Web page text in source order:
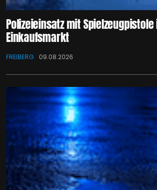
Polizeieinsatz mit Spielzeugpistole
Einkaufsmarkt
FREIBERG 09.08.2026